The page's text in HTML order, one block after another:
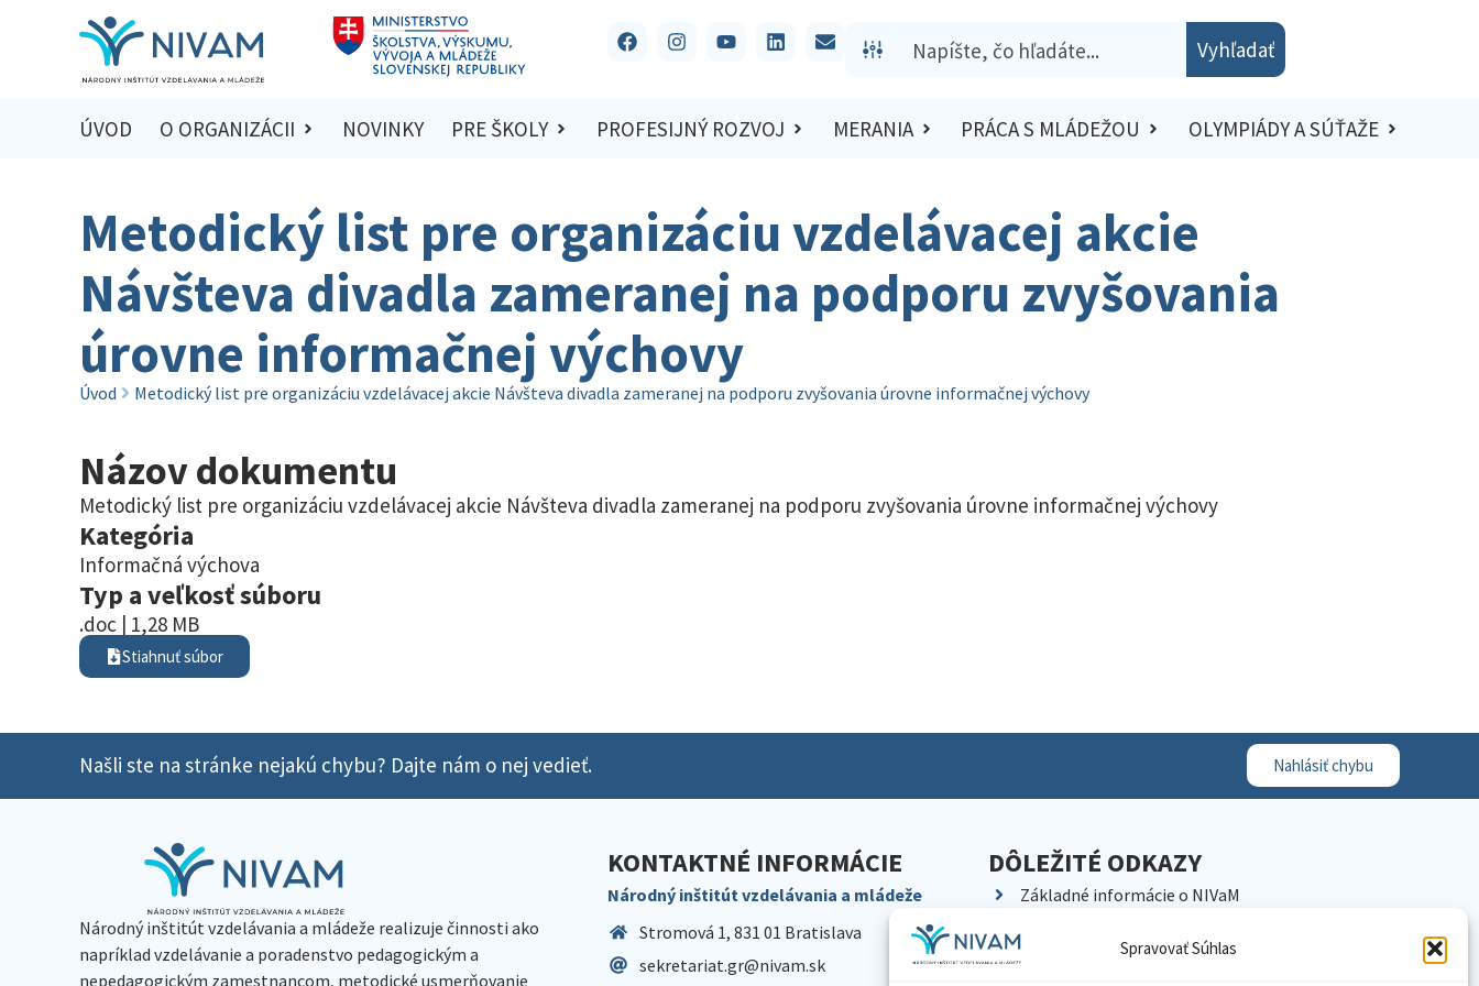
Spravovať Súhlas
Vyhľadať
ÚVOD O ORGANIZÁCII NOVINKY PRE ŠKOLY PROFESIJNÝ ROZVOJ MERANIA PRÁCA S MLÁDEŽOU OLYMPIÁDY A SÚŤAŽE
Metodický list pre organizáciu vzdelávacej akcie
Návšteva divadla zameranej na podporu zvyšovania
úrovne informačnej výchovy
Úvod Metodický list pre organizáciu vzdelávacej akcie Návšteva divadla zameranej na podporu zvyšovania úrovne informačnej výchovy
Názov dokumentu
Metodický list pre organizáciu vzdelávacej akcie Návšteva divadla zameranej na podporu zvyšovania úrovne informačnej výchovy
Kategória
Informačná výchova
Typ a veľkosť súboru
.doc | 1,28 MB
Stiahnuť súbor
Našli ste na stránke nejakú chybu? Dajte nám o nej vedieť. Nahlásiť chybu
Národný inštitút vzdelávania a mládeže realizuje činnosti ako
napríklad vzdelávanie a poradenstvo pedagogickým a
nepedagogickým zamestnancom, metodické usmerňovanie
KONTAKTNÉ INFORMÁCIE
Národný inštitút vzdelávania a mládeže
Stromová 1, 831 01 Bratislava
sekretariat.gr@nivam.sk
DÔLEŽITÉ ODKAZY
Základné informácie o NIVaM
Kariéra